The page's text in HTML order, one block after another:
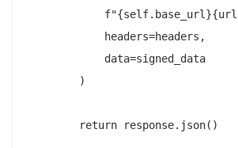
            headers=headers,
            data=signed_data
        )
        return response.json()